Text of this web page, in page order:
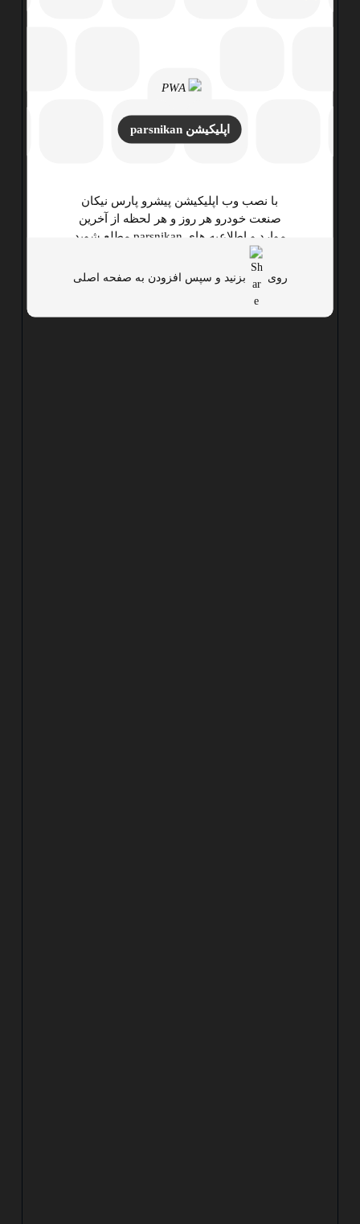
اپلیکیشن parsnikan
با نصب وب اپلیکیشن پیشرو پارس نیکان
صنعت خودرو هر روز و هر لحظه از آخرین
موارد و اطلاعیه های parsnikan مطلع شوید
روی بزنید و سپس افزودن به صفحه اصلی